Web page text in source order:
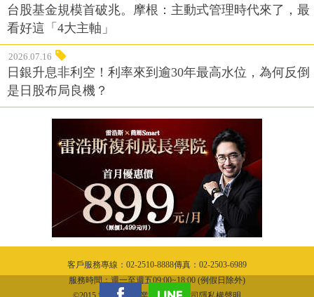
台股基金規模首破兆。摩根：主動式管理時代來了，最
看好這「4大主軸」
2026.07.16
日銀升息非利空！利率來到逾30年最高水位，為何反倒
是日股布局良機？
客戶服務專線：02-2510-8888傳真：02-2503-6989
服務時間：週一至週五09:00~18:00 (例假日除外)